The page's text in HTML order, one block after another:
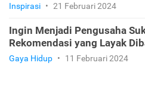
Inspirasi • 21 Februari 2024
Ingin Menjadi Pengusaha
Rekomendasi yang Layak
Gaya Hidup • 11 Februari 2024